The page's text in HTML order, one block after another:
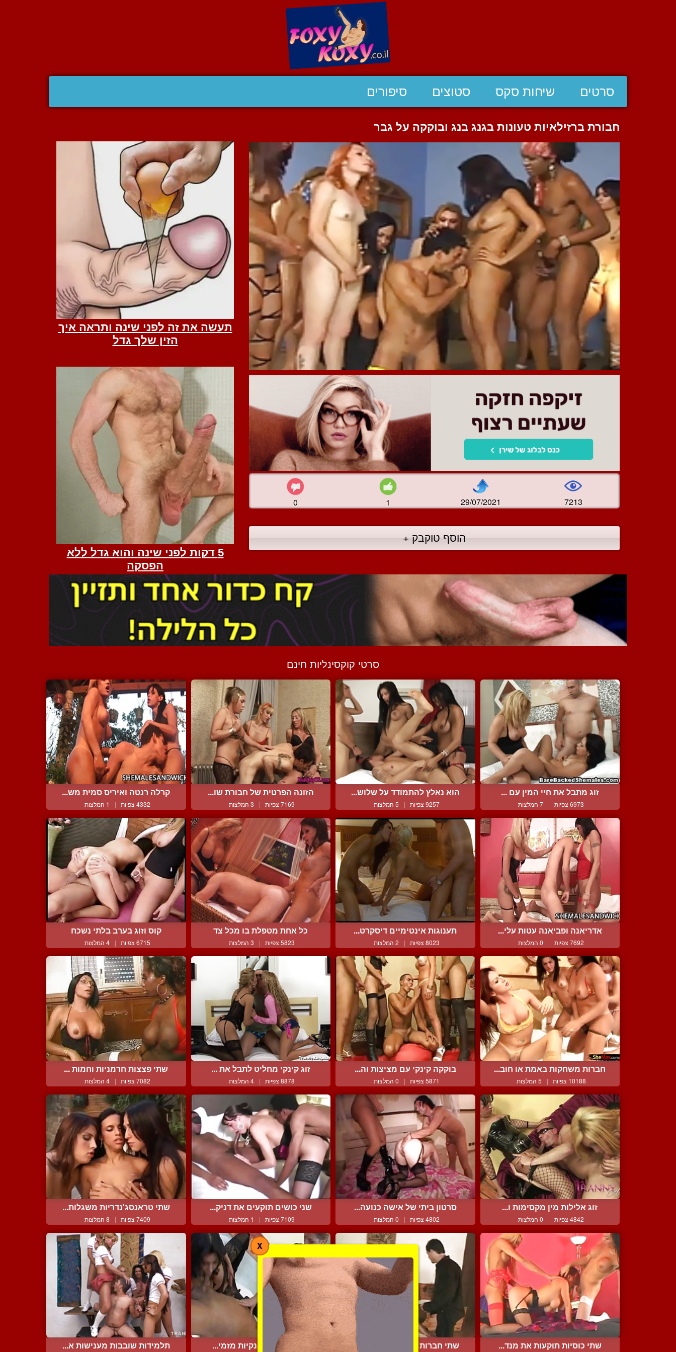
סרטים שיחות סקס סטוצים סיפורים
חבורת ברזילאיות טעונות בגנג בנג ובוקקה על גבר
0 1 29/07/2021 7213
הוסף טוקבק +
סרטי קוקסינליות חינם
זוג מתבל את חיי המין עם ...
6973 צפיות | 7 המלצות
הוא נאלץ להתמודד על שלוש...
9257 צפיות | 5 המלצות
הזונה הפרטית של חבורת שו...
7169 צפיות | 3 המלצות
קרלה רנטה ואיריס סמית מש...
4332 צפיות | 1 המלצות
אדריאנה ופביאנה עטות עלי...
7692 צפיות | 0 המלצות
תענוגות אינטימיים דיסקרט...
8023 צפיות | 2 המלצות
כל אחת מטפלת בו מכל צד
5823 צפיות | 3 המלצות
קוס וזוג בערב בלתי נשכח
6715 צפיות | 4 המלצות
חברות משחקות באמת או חוב...
10188 צפיות | 5 המלצות
בוקקה קינקי עם מציצות וה...
5871 צפיות | 0 המלצות
זוג קינקי מחליט לתבל את ...
8878 צפיות | 4 המלצות
שתי פצצות חרמניות וחמות ...
7082 צפיות | 4 המלצות
זוג אלילות מין מקסימות ו...
4842 צפיות | 0 המלצות
סרטון ביתי של אישה כנועה...
4802 צפיות | 0 המלצות
שני כושים תוקעים את דניק...
7109 צפיות | 1 המלצות
שתי טראנסג'נדריות משגלות...
7409 צפיות | 8 המלצות
שתי כוסיות תוקעות את מנד... שתי חברות טראנסקסואליות ... אישה וקוקס קינקיות מזמי... תלמידות שובבות מענישות א...
X